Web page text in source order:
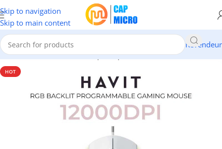
Skip to navigation
Skip to main content
Revendeur
Accueil/INFORMATIQUE/Périphériques/Claviers & Souris
HOT